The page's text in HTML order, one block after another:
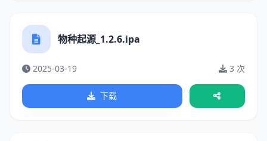
物种起源_1.2.6.ipa
2025-03-19 3 次
下载